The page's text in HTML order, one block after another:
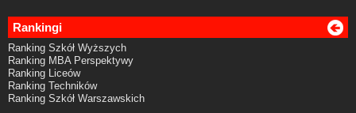
Rankingi
Ranking Szkół Wyższych
Ranking MBA Perspektywy
Ranking Liceów
Ranking Techników
Ranking Szkół Warszawskich